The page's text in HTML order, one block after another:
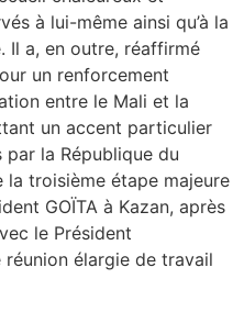
à lui-même ainsi qu’à la
Il a, en outre, réaffirmé
un renforcement
entre le Mali et la
un accent particulier
la République du
troisième étape majeure
GOÏTA à Kazan, après
le Président
réunion élargie de travail